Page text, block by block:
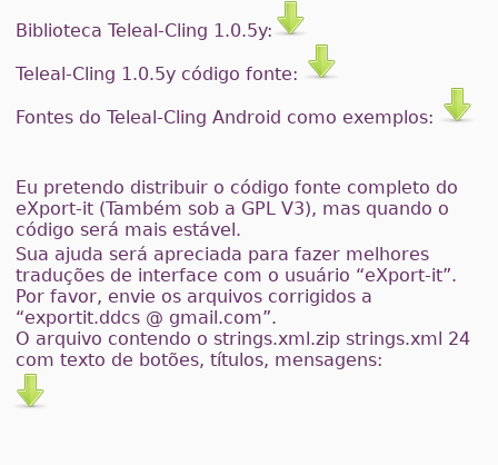
Biblioteca Teleal-Cling 1.0.5y:
Teleal-Cling 1.0.5y código fonte:
Fontes do Teleal-Cling Android como exemplos:
Eu pretendo distribuir o código fonte completo do
eXport-it (Também sob a GPL V3), mas quando o
código será mais estável.
Sua ajuda será apreciada para fazer melhores
traduções de interface com o usuário “eXport-it”.
Por favor, envie os arquivos corrigidos a
“exportit.ddcs @ gmail.com”.
O arquivo contendo o strings.xml.zip strings.xml 24
com texto de botões, títulos, mensagens: